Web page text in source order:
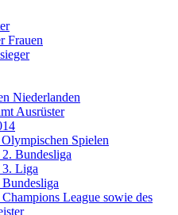
Frauen
Niederlanden
Ausrüster
Spielen
Bundesliga
3. Liga
League sowie des